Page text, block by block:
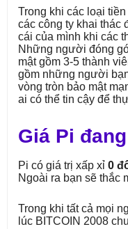
Trong khi các loại
các công ty khai thác
cái của mình khi các
Những người đóng
mật gồm 3-5 thành
gồm những người
vòng tròn bảo mật
ai có thể tin cậy để
Giá Pi
Pi có giá trị xấp xỉ 0
Ngoài ra bạn sẽ thắc
Trong khi tất cả mọi
lúc BITCOIN 2008